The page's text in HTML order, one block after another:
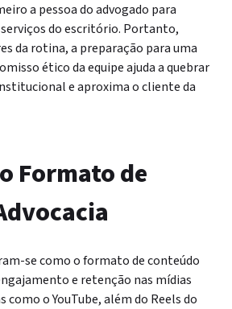
a pessoa do advogado para
do escritório. Portanto,
da rotina, a preparação para uma
ético da equipe ajuda a quebrar
e aproxima o cliente da
Formato de
se como o formato de conteúdo
e retenção nas mídias
o YouTube, além do Reels do